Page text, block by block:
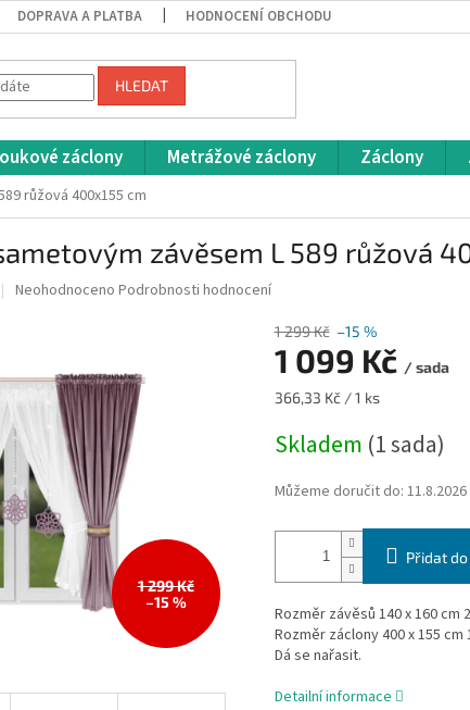
DOPRAVA A PLATBA HODNOCENÍ OBCHODU
HLEDAT
záclony Metrážové záclony Záclony
růžová 400x155 cm
závěsem L 589 růžová
Průměrné
z
hvězdiček.
Neohodnoceno Podrobnosti hodnocení
1 299 Kč
–15 %
1 299 Kč –15 %
1 099 Kč / sada
Měrná
366,33 Kč / 1 ks
Skladem (1 sada)
Můžeme doručit do: 11.8.2026
Přidat
Rozměr závěsů 140 x 160 cm
Rozměr záclony 400 x 155 cm
Dá se nařasit.
Detailní informace